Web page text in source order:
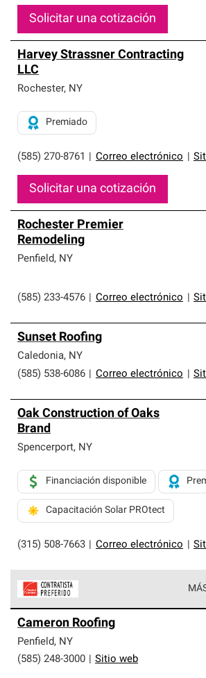
Solicitar una cotización
Harvey Strassner Contracting
LLC
Rochester, NY
(585) 270-8761 Correo electrónico
Premiado
Solicitar una cotización
Rochester Premier
Remodeling
Penfield, NY
(585) 233-4576 Correo electrónico
Sunset Roofing
Caledonia, NY
(585) 538-6086
Correo electrónico
Oak Construction of Oaks
Brand
Spencerport, NY
(315) 508-7663 Correo electrónico
Financiación disponible
Capacitación Solar PROtect
parte de una red exclusiva de
que cumplen con altos estándares y
de profesionalismo y confiabilidad.
Cameron Roofing
Penfield, NY
(585) 248-3000
Sitio web